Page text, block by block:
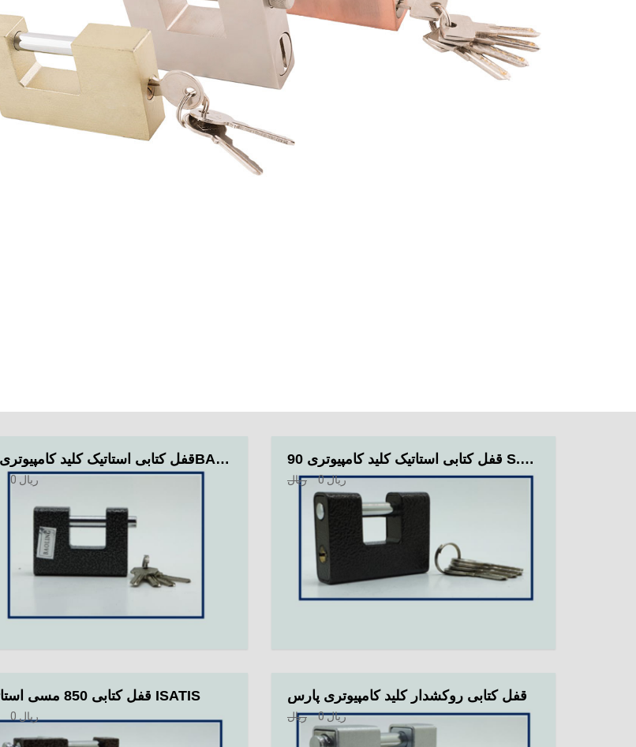
قفل کتابی استاتیک کلید کامپیوتری 90BAOLING
0 ریال
قفل کتابی استاتیک کلید کامپیوتری 90 S.F.B
ریال 0ریال
قفل کتابی 850 مسی استاتیک ISATIS
0 ریال
قفل کتابی روکشدار کلید کامپیوتری پارس
ریال 0ریال